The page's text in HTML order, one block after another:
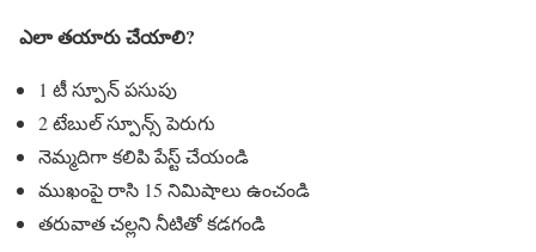
ఎలా తయారు చేయాలి?
1 టీ స్పూన్ పసుపు
2 టేబుల్ స్పూన్స్ పెరుగు
నెమ్మదిగా కలిపి పేస్ట్ చేయండి
ముఖంపై రాసి 15 నిమిషాలు ఉంచండి
తరువాత చల్లని నీటితో కడగండి